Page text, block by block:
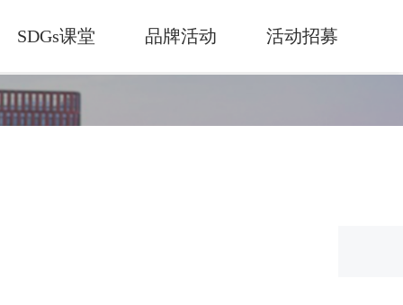
SDGs课堂 品牌活动 活动招募